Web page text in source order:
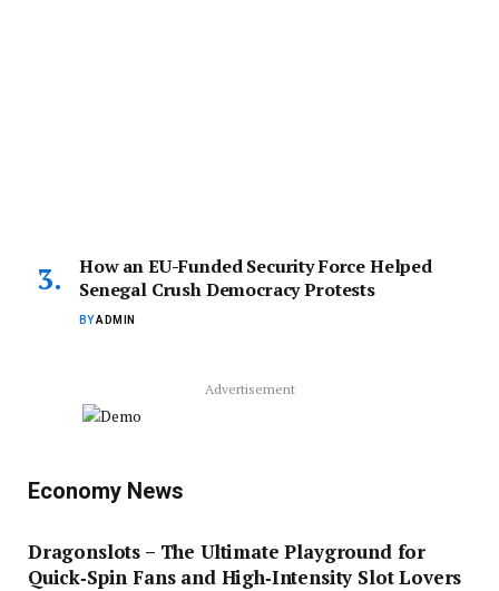
How an EU-Funded Security Force Helped
Senegal Crush Democracy Protests
BYADMIN
Advertisement
Economy News
Dragonslots – The Ultimate Playground for
Quick‑Spin Fans and High‑Intensity Slot Lovers